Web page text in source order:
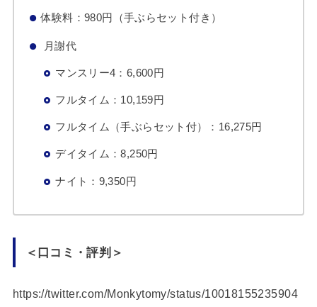
体験料：980円（手ぶらセット付き）
月謝代
マンスリー4：6,600円
フルタイム：10,159円
フルタイム（手ぶらセット付）：16,275円
デイタイム：8,250円
ナイト：9,350円
＜口コミ・評判＞
https://twitter.com/Monkytomy/status/10018155235904